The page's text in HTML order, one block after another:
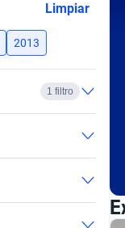
Limpiar
2013
1 filtro